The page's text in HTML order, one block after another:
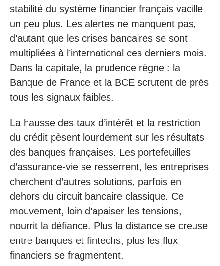
stabilité du système financier français vacille
un peu plus. Les alertes ne manquent pas,
d’autant que les crises bancaires se sont
multipliées à l’international ces derniers mois.
Dans la capitale, la prudence règne : la
Banque de France et la BCE scrutent de près
tous les signaux faibles.
La hausse des taux d’intérêt et la restriction
du crédit pèsent lourdement sur les résultats
des banques françaises. Les portefeuilles
d’assurance-vie se resserrent, les entreprises
cherchent d’autres solutions, parfois en
dehors du circuit bancaire classique. Ce
mouvement, loin d’apaiser les tensions,
nourrit la défiance. Plus la distance se creuse
entre banques et fintechs, plus les flux
financiers se fragmentent.